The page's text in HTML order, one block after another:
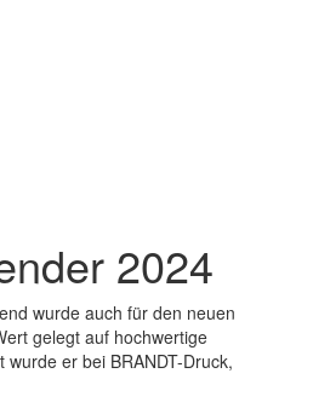
2024
wurde auch für den neuen
gelegt auf hochwertige
er bei BRANDT-Druck,